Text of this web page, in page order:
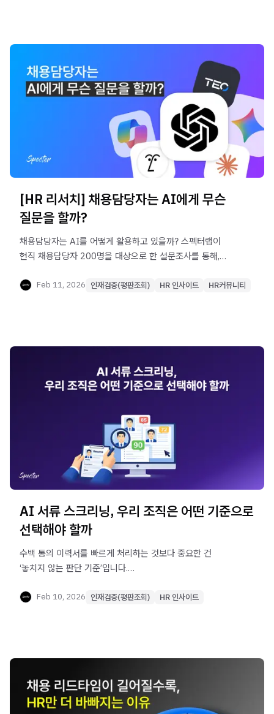
[HR 리서치] 채용담당자는 AI에게 무슨
질문을 할까?
채용담당자는 AI를 어떻게 활용하고 있을까? 스펙터랩이
현직 채용담당자 200명을 대상으로 한 설문조사를 통해,
살펴봅니다. 채용 현장에서 AI가 활용되는 방식과 질문의
Feb 11, 2026 인재검증(평판조회) HR 인사이트 HR커뮤니티
AI 서류 스크리닝, 우리 조직은 어떤 기준으로
선택해야 할까
수백 통의 이력서를 빠르게 처리하는 것보다 중요한 건
‘놓치지 않는 판단 기준’입니다.
고려한 선택 기준을 살펴봅니다.
Feb 10, 2026 인재검증(평판조회) HR 인사이트